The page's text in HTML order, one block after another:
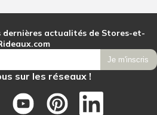
dernières actualités de Stores-et-
Je m'inscris
sur les réseaux !